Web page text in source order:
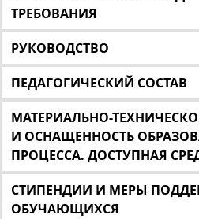
ТРЕБОВАНИЯ
РУКОВОДСТВО
ПЕДАГОГИЧЕСКИЙ СОСТАВ
МАТЕРИАЛЬНО-
И ОСНАЩЕННОСТЬ
ПРОЦЕССА. ДОСТУПНАЯ
СТИПЕНДИИ И МЕРЫ
ОБУЧАЮЩИХСЯ